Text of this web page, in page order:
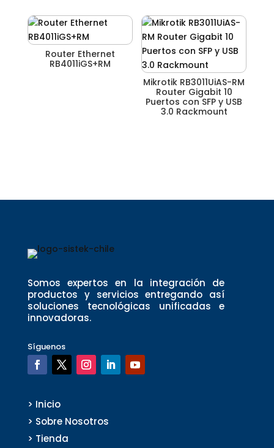
Router Ethernet
RB4011iGS+RM
Mikrotik RB3011UiAS-RM
Router Gigabit 10
Puertos con SFP y USB
3.0 Rackmount
Somos expertos en la integración de
productos y servicios entregando así
soluciones tecnológicas unificadas e
innovadoras.
Síguenos
> Inicio
> Sobre Nosotros
> Tienda